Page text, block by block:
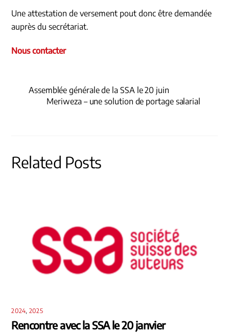
Une attestation de versement pout donc être demandée
auprès du secrétariat.
Nous contacter
Assemblée générale de la SSA le 20 juin
Meriweza – une solution de portage salarial
Related Posts
2024, 2025
Rencontre avec la SSA le 20 janvier